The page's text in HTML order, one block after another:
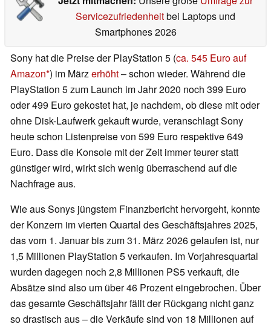
Servicezufriedenheitbei Laptops und
Smartphones 2026
Sony hat die Preise der PlayStation 5 (ca. 545 Euro auf
Amazon ) im Märzerhöht– schon wieder. Während die
PlayStation 5 zum Launch im Jahr 2020 noch 399 Euro
oder 499 Euro gekostet hat, je nachdem, ob diese mit oder
ohne Disk-Laufwerk gekauft wurde, veranschlagt Sony
heute schon Listenpreise von 599 Euro respektive 649
Euro. Dass die Konsole mit der Zeit immer teurer statt
günstiger wird, wirkt sich wenig überraschend auf die
Nachfrage aus.
Wie aus Sonys jüngstem Finanzbericht hervorgeht, konnte
der Konzern im vierten Quartal des Geschäftsjahres 2025,
das vom 1. Januar bis zum 31. März 2026 gelaufen ist, nur
1,5 Millionen PlayStation 5 verkaufen. Im Vorjahresquartal
wurden dagegen noch 2,8 Millionen PS5 verkauft, die
Absätze sind also um über 46 Prozent eingebrochen. Über
das gesamte Geschäftsjahr fällt der Rückgang nicht ganz
so drastisch aus – die Verkäufe sind von 18 Millionen auf